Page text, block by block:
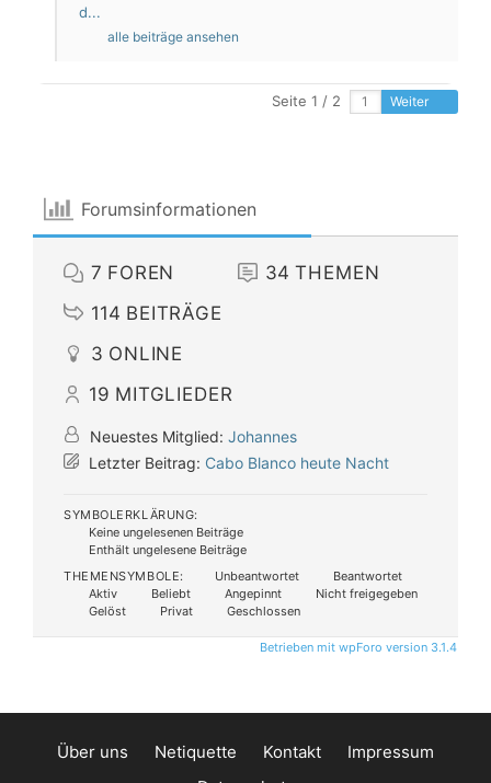
d...
alle beiträge ansehen
Seite 1 / 2 Weiter
Forumsinformationen
7 FOREN 34 THEMEN
114 BEITRÄGE
3 ONLINE
19 MITGLIEDER
Neuestes Mitglied: Johannes
Letzter Beitrag: Cabo Blanco heute Nacht
SYMBOLERKLÄRUNG:
Keine ungelesenen Beiträge
Enthält ungelesene Beiträge
THEMENSYMBOLE:
Unbeantwortet
Beantwortet
Aktiv
Beliebt Angepinnt
Nicht freigegeben
Gelöst
Privat Geschlossen
Betrieben mit wpForo version 3.1.4
Über uns Netiquette Kontakt
Impressum